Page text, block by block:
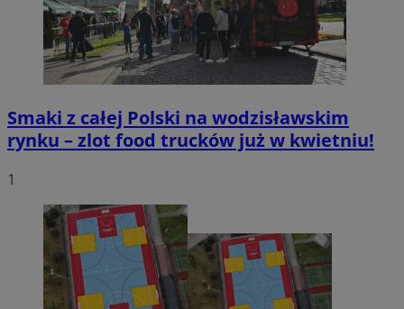
Smaki z całej Polski na wodzisławskim
rynku – zlot food trucków już w kwietniu!
1